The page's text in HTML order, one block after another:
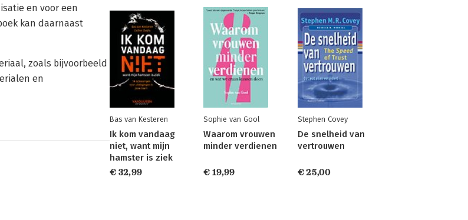
en voor een
kan daarnaast
zoals bijvoorbeeld
en
Bas van Kesteren
Ik kom vandaag
niet, want mijn
hamster is ziek
€ 32,99
Sophie van Gool
Waarom vrouwen
minder verdienen
€ 19,99
Stephen Covey
De snelheid van
vertrouwen
€ 25,00